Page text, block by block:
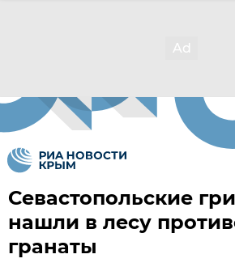
Севастопольские
нашли в лесу
гранаты